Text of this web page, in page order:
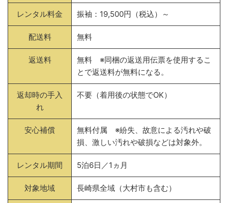
レンタル料金 振袖：19,500円（税込）～
配送料 無料
返送料
無料 ※同梱の返送用伝票を使用するこ
とで返送料が無料になる。
返却時の手入
れ
不要（着用後の状態でOK）
安心補償
無料付属 ※紛失、故意による汚れや破
損、激しい汚れや破損などは対象外。
レンタル期間 5泊6日／1ヵ月
対象地域 長崎県全域（大村市も含む）